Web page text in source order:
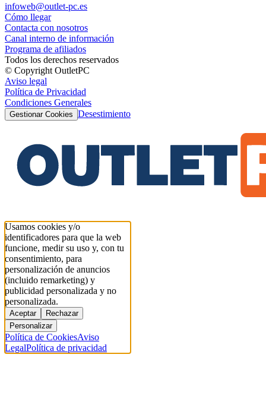
infoweb@outlet-pc.es
Cómo llegar
Contacta con nosotros
Canal interno de información
Programa de afiliados
Todos los derechos reservados
© Copyright OutletPC
Aviso legal
Política de Privacidad
Condiciones Generales
Gestionar Cookies Desestimiento
Usamos cookies y/o
identificadores para que la web
funcione, medir su uso y, con tu
consentimiento, para
personalización de anuncios
(incluido remarketing) y
publicidad personalizada y no
personalizada.
Aceptar
Rechazar
Personalizar
Política de CookiesAviso
LegalPolítica de privacidad